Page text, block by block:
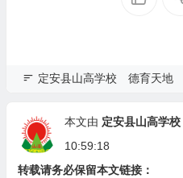
定安县山高学校 德育天地
本文由 定安县山高学校
10:59:18
转载请务必保留本文链接：